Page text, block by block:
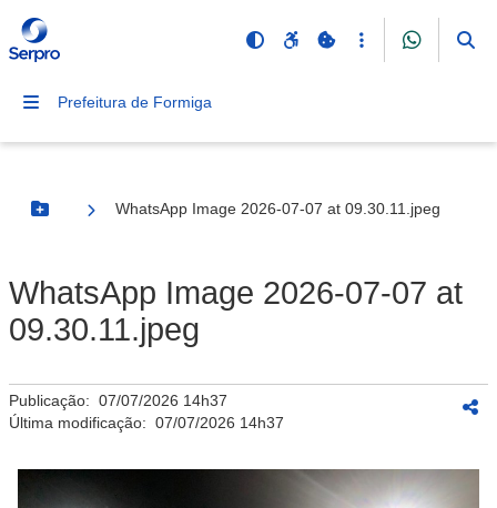
Prefeitura de Formiga
Botão Menu
WhatsApp Image 2026-07-07 at 09.30.11.jpeg
WhatsApp Image 2026-07-07 at
09.30.11.jpeg
Publicação: 07/07/2026 14h37
Última modificação: 07/07/2026 14h37